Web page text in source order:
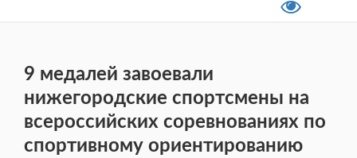
9 медалей завоевали
нижегородские спортсмены на
всероссийских соревнованиях по
спортивному ориентированию